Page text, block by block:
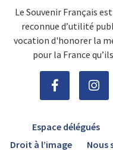
Le Souvenir Français
reconnue d’utilité
vocation d'honorer la
pour la France
Espace délégués
Droit à l’image
Nous